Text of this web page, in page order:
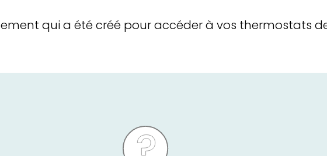
qui a été créé pour accéder à vos thermostats